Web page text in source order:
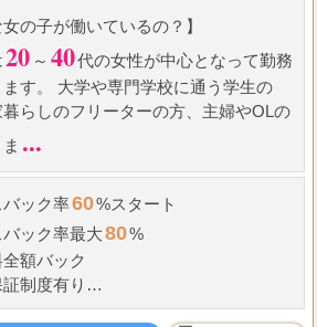
女の子が働いているの？】
20 ～ 40代の女性が中心となって勤務
ます。 大学や専門学校に通う学生の
らしのフリーターの方、主婦やOLの
...
バック率60%スタート
バック率最大80%
額バック
制度有り
い